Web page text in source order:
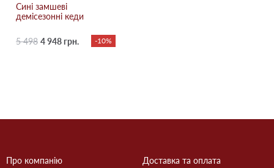
Сині замшеві
демісезонні кеди
5 498 4 948 грн. -10%
Про компанію
Доставка та оплата